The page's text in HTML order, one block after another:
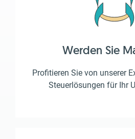
Werden Sie
Profitieren Sie von unserer
Steuerlösungen für Ihr